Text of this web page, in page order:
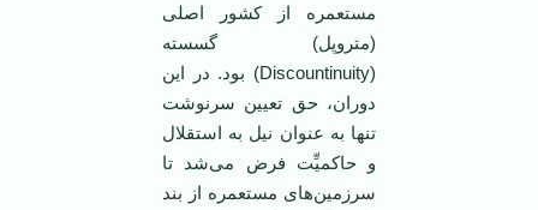
مستعمره از کشور اصلی
(متروپل) گسسته
(Discountinuity) بود. در این
دوران، حق تعیین سرنوشت
تنها به عنوان نیل به استقلال
و حاکمیِّت فرض می‌شد تا
سرزمین‌های مستعمره از بند